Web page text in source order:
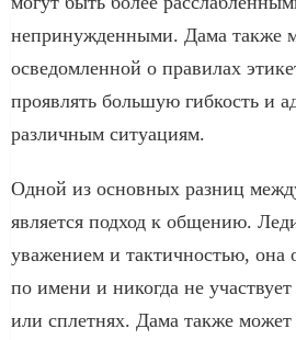
непринужденными. Дама также
осведомленной о правилах
проявлять большую гибкость и
различным ситуациям.
Одной из основных разниц
является подход к общению.
уважением и тактичностью, она
по имени и никогда не
или сплетнях. Дама также